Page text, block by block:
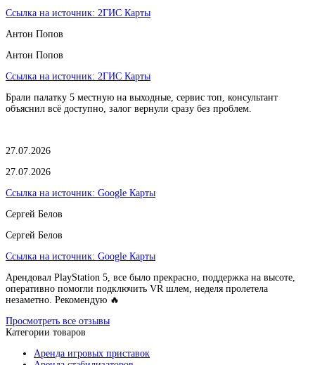
Ссылка на источник: 2ГИС Карты
Антон Попов
Антон Попов
Ссылка на источник: 2ГИС Карты
Брали палатку 5 местную на выходные, сервис топ, консультант
объяснил всё доступно, залог вернули сразу без проблем.
27.07.2026
27.07.2026
Ссылка на источник: Google Карты
Сергей Белов
Сергей Белов
Ссылка на источник: Google Карты
Арендовал PlayStation 5, все было прекрасно, поддержка на высоте,
оперативно помогли подключить VR шлем, неделя пролетела
незаметно. Рекомендую 🔥
Просмотреть все отзывы
Категории товаров
Аренда игровых приставок